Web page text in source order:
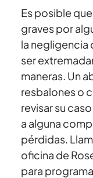
Es posible
graves por
la negligencia
ser
maneras. Un
resbalones o
revisar su
a alguna
pérdidas.
oficina de
para